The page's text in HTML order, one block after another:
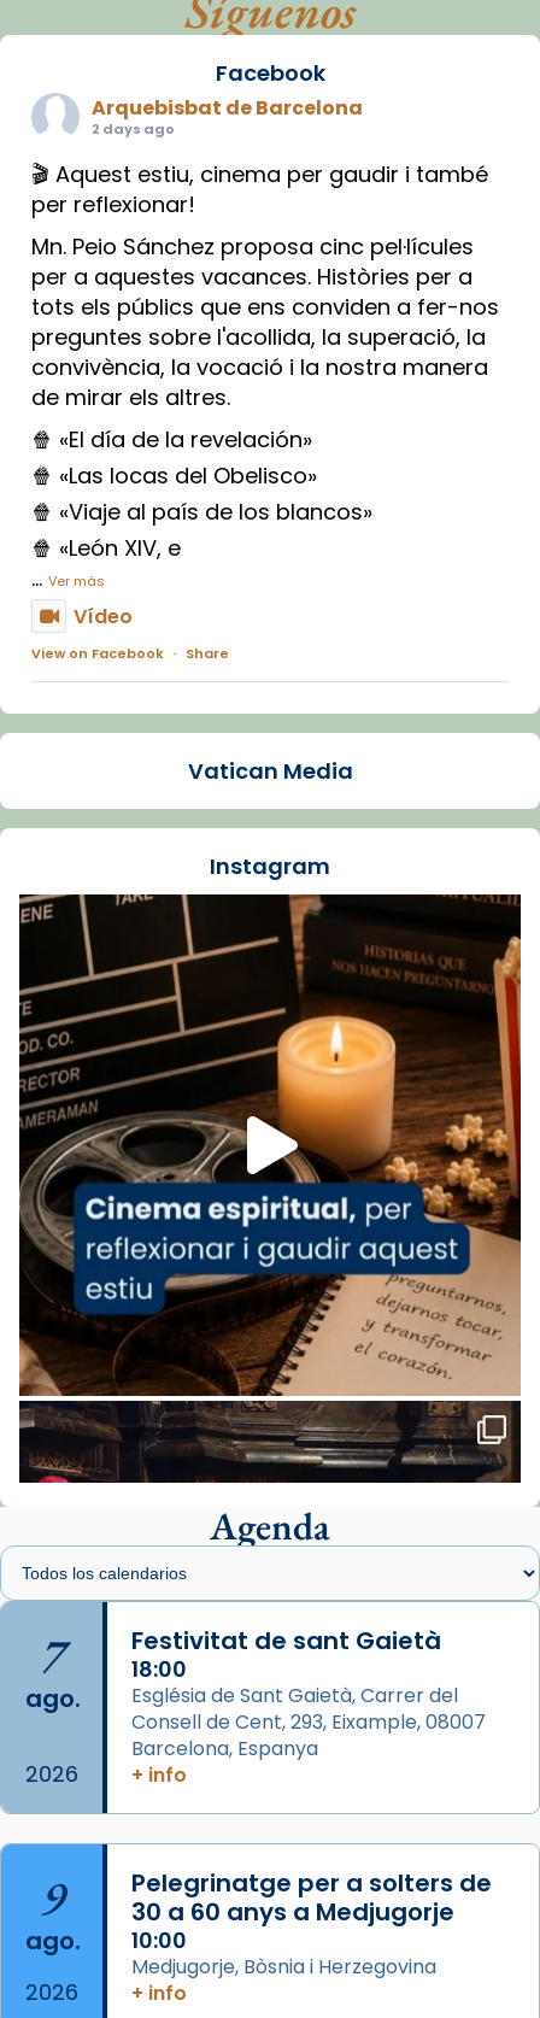
Facebook
Arquebisbat de Barcelona
2 days ago
🎬 Aquest estiu, cinema per gaudir i també
per reflexionar!
Mn. Peio Sánchez proposa cinc pel·lícules
per a aquestes vacances. Històries per a
tots els públics que ens conviden a fer-nos
preguntes sobre l'acollida, la superació, la
convivència, la vocació i la nostra manera
de mirar els altres.
🍿 «El día de la revelación»
🍿 «Las locas del Obelisco»
🍿 «Viaje al país de los blancos»
🍿 «León XIV, e
... Ver más
Vídeo
View on Facebook · Share
Arquebisbat de Barcelona
La Carmina va patir depressió. Fa gairebé
dos mesos, a l'Estadi Lluís Companys, la
Recupera l'entrevista comp
Vatican
tican News 👇
www.vaticannews.va/es/iglesia/news/2026-
07/carmina-historia-depresion-papa-viaje-
espana-testimoni...
Foto
View on Facebook · Share
Arquebisbat de Barcelona
1 week ago
«Avui les santes Juliana i Semproniana ens
ajuden a alçar la mirada»
Mons. Sergi Gordo, bisbe de Tortosa, ha
presidit aquest 27 de juliol la missa de Les
Santes de Mataró.
🔗tinyurl.com/cvu5jmbk
📸 J. Merino
is at Catedral
de Barcelona.
2 weeks ago
Aquest dilluns, 27 de juliol, ha tingut lloc la
missa d’acció de gràcies en agraïment al
comitè organitzador de la visita apostòlica
L’arquebisbe de Barcelona, el cardenal Joan
Josep Omella, ha presidit la missa i l’ha
concelebrat el bisbe auxiliar de Barcelona,
Mons. David Abadías.
📸 Dr. G. Simón
Vatican Media
Instagram
Agenda
7
ago.
2026
Festivitat de sant Gaietà
18:00
Església de Sant Gaietà, Carrer del
Consell de Cent, 293, Eixample, 08007
Barcelona, Espanya
+ info
9
ago.
2026
Pelegrinatge per a solters de
30 a 60 anys a Medjugorje
10:00
Medjugorje, Bòsnia i Herzegovina
+ info